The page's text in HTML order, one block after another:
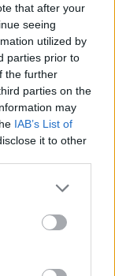
that after your
seeing
utilized by
parties prior to
the further
parties on the
may
IAB’s List of
it to other
more Google
may click to
party tags to
below Google
πήρε ο πόνος
θα σου
επειδή δεν